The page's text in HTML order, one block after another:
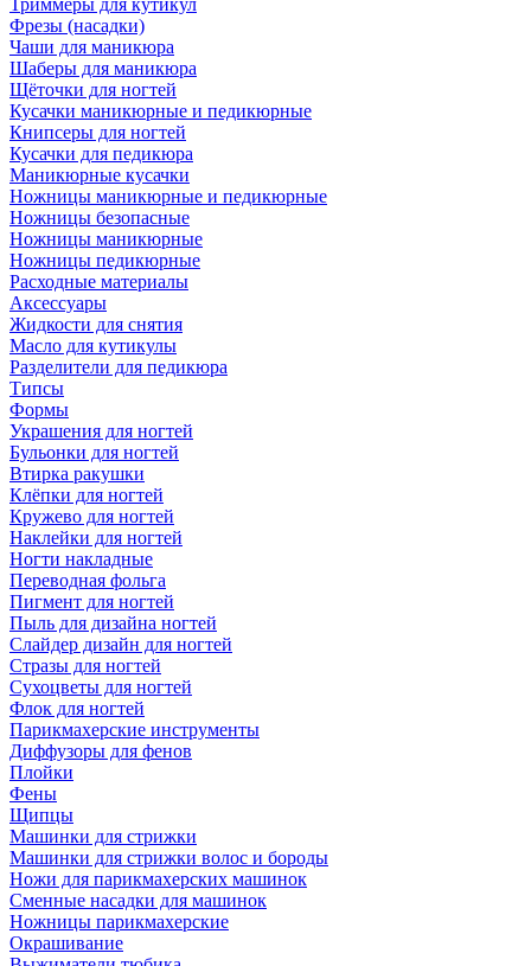
Триммеры для кутикул
Фрезы (насадки)
Чаши для маникюра
Шаберы для маникюра
Щёточки для ногтей
Кусачки маникюрные и педикюрные
Книпсеры для ногтей
Кусачки для педикюра
Маникюрные кусачки
Ножницы маникюрные и педикюрные
Ножницы безопасные
Ножницы маникюрные
Ножницы педикюрные
Расходные материалы
Аксессуары
Жидкости для снятия
Масло для кутикулы
Разделители для педикюра
Типсы
Формы
Украшения для ногтей
Бульонки для ногтей
Втирка ракушки
Клёпки для ногтей
Кружево для ногтей
Наклейки для ногтей
Ногти накладные
Переводная фольга
Пигмент для ногтей
Пыль для дизайна ногтей
Слайдер дизайн для ногтей
Стразы для ногтей
Сухоцветы для ногтей
Флок для ногтей
Парикмахерские инструменты
Диффузоры для фенов
Плойки
Фены
Щипцы
Машинки для стрижки
Машинки для стрижки волос и бороды
Ножи для парикмахерских машинок
Сменные насадки для машинок
Ножницы парикмахерские
Окрашивание